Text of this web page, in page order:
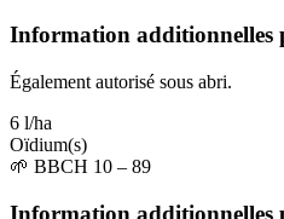
Information additionnelles
Également autorisé sous abri.
6 l/ha
Oïdium(s)
🌱 BBCH 10 – 89
Information additionnelles